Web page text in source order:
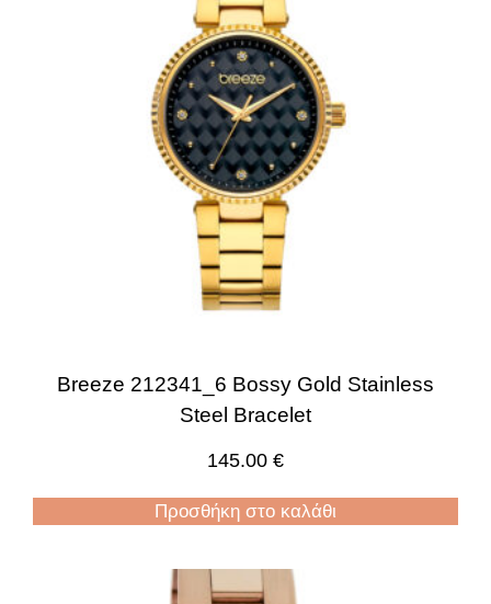
Breeze 212341_6 Bossy Gold Stainless
Steel Bracelet
145.00 €
Προσθήκη στο καλάθι